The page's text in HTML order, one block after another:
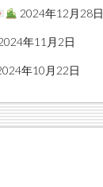
2024年12月28日
年11月2日
年10月22日